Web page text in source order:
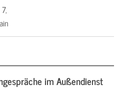
im Außendienst